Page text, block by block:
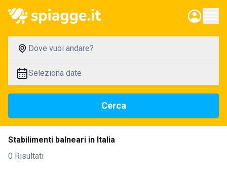
Dove vuoi andare?
Seleziona date
Cerca
Stabilimenti balneari in Italia
0 Risultati